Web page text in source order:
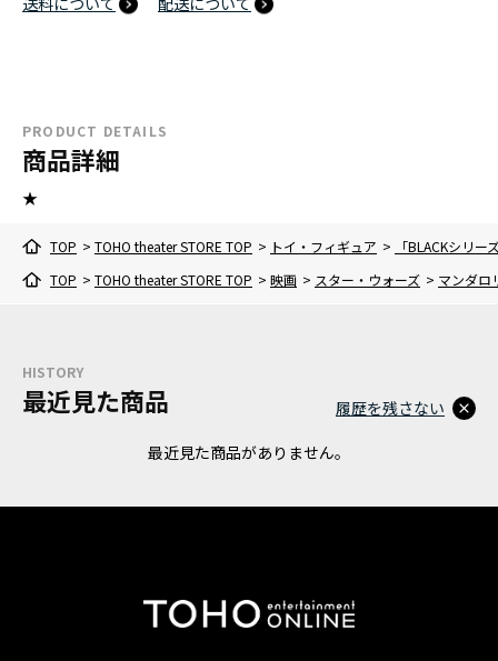
PRODUCT DETAILS
商品詳細
★
TOP > TOHO theater STORE TOP > トイ・フィギュア >
「BLACKシリ
TOP > TOHO theater STORE TOP > 映画 > スター・ウォーズ > マンダロ
HISTORY
最近見た商品
最近見た商品がありません。
履歴を残さない